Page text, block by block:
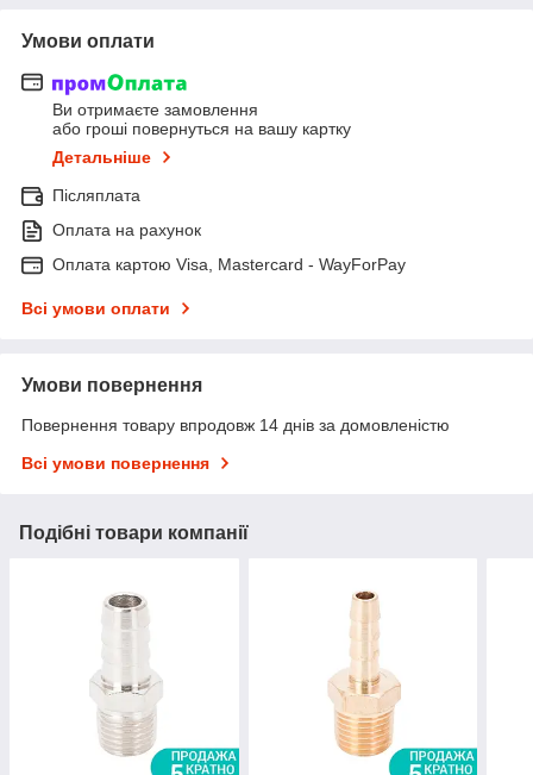
Умови оплати
Ви отримаєте замовлення
або гроші повернуться на вашу картку
Детальніше
Післяплата
Оплата на рахунок
Оплата картою Visa, Mastercard - WayForPay
Всі умови оплати
Умови повернення
Повернення товару впродовж 14 днів за домовленістю
Всі умови повернення
Подібні товари компанії